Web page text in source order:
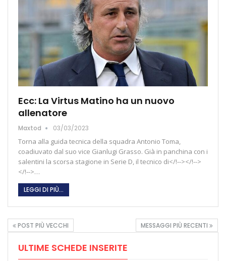
Ecc: La Virtus Matino ha un nuovo
allenatore
Maxtod 03/03/2023
Torna alla guida tecnica della squadra Antonio Toma,
coadiuvato dal suo vice Gianlugi Grasso. Già in panchina con i
salentini la scorsa stagione in Serie D, il tecnico di</!--></!-->
</!-->…
LEGGI DI PIÙ...
POST PIÙ VECCHI MESSAGGI PIÙ RECENTI
ULTIME SCHEDE INSERITE